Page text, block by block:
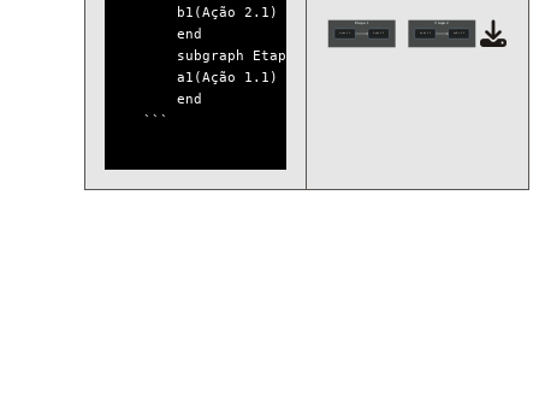
    b1(Ação 2.1) --> b2(Ação 2.2)
    end
    subgraph Etapa 1
    a1(Ação 1.1) --> a2(Ação 1.2)
    end
Etapa 1 Etapa 2